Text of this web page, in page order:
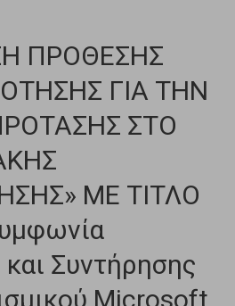
ΠΡΟΘΕΣΗΣ
ΓΙΑ ΤΗΝ
ΣΤΟ
ΜΕ ΤΙΤΛΟ
Συντήρησης
Microsoft